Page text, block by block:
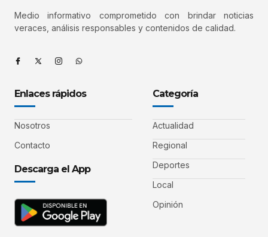
Medio informativo comprometido con brindar noticias
veraces, análisis responsables y contenidos de calidad.
Enlaces rápidos
Nosotros
Contacto
Descarga el App
Categoría
Actualidad
Regional
Deportes
Local
Opinión